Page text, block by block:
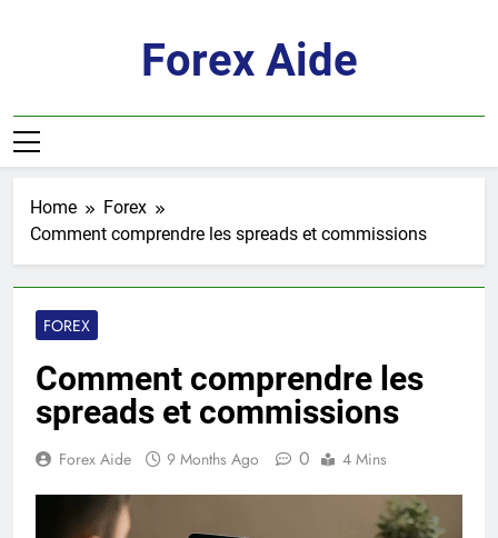
Forex Aide
Home
Forex
Comment comprendre les spreads et commissions
FOREX
Comment comprendre les
spreads et commissions
Forex Aide 9 Months Ago 0 4 Mins